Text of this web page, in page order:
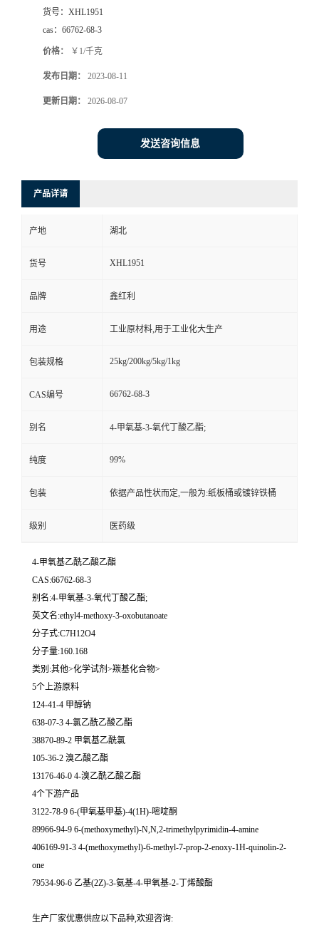
货号： XHL1951
cas： 66762-68-3
价格： ￥1/千克
发布日期： 2023-08-11
更新日期： 2026-08-07
发送咨询信息
产品详请
产地 湖北
货号 XHL1951
品牌 鑫红利
用途 工业原材料,用于工业化大生产
包装规格 25kg/200kg/5kg/1kg
CAS编号 66762-68-3
别名 4-甲氧基-3-氧代丁酸乙酯;
纯度 99%
包装 依据产品性状而定,一般为:纸板桶或镀锌铁桶
级别 医药级
4-甲氧基乙酰乙酸乙酯
CAS:66762-68-3
别名:4-甲氧基-3-氧代丁酸乙酯;
英文名:ethyl4-methoxy-3-oxobutanoate
分子式:C7H12O4
分子量:160.168
类别:其他>化学试剂>羰基化合物>
5个上游原料
124-41-4 甲醇钠
638-07-3 4-氯乙酰乙酸乙酯
38870-89-2 甲氧基乙酰氯
105-36-2 溴乙酸乙酯
13176-46-0 4-溴乙酰乙酸乙酯
4个下游产品
3122-78-9 6-(甲氧基甲基)-4(1H)-嘧啶酮
89966-94-9 6-(methoxymethyl)-N,N,2-trimethylpyrimidin-4-amine
406169-91-3 4-(methoxymethyl)-6-methyl-7-prop-2-enoxy-1H-quinolin-2-
one
79534-96-6 乙基(2Z)-3-氨基-4-甲氧基-2-丁烯酸酯
生产厂家优惠供应以下品种,欢迎咨询: